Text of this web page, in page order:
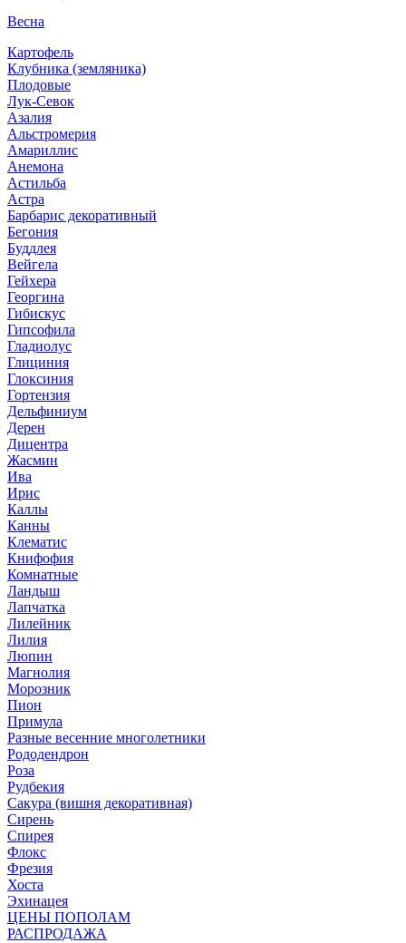
Весна
Картофель
Клубника (земляника)
Плодовые
Лук-Севок
Азалия
Альстромерия
Амариллис
Анемона
Астильба
Астра
Барбарис декоративный
Бегония
Буддлея
Вейгела
Гейхера
Георгина
Гибискус
Гипсофила
Гладиолус
Глициния
Глоксиния
Гортензия
Дельфиниум
Дерен
Дицентра
Жасмин
Ива
Ирис
Каллы
Канны
Клематис
Книфофия
Комнатные
Ландыш
Лапчатка
Лилейник
Лилия
Люпин
Магнолия
Морозник
Пион
Примула
Разные весенние многолетники
Рододендрон
Роза
Рудбекия
Сакура (вишня декоративная)
Сирень
Спирея
Флокс
Фрезия
Хоста
Эхинацея
ЦЕНЫ ПОПОЛАМ
РАСПРОДАЖА